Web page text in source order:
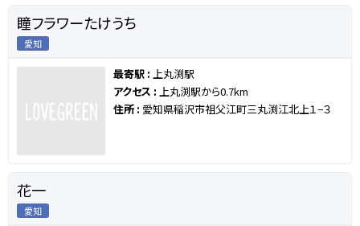
瞳フラワーたけうち
愛知
最寄駅 : 上丸渕駅
アクセス : 上丸渕駅から0.7km
住所 : 愛知県稲沢市祖父江町三丸渕江北上１−３
花一
愛知